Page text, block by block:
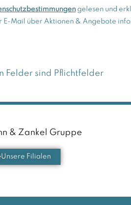
gelesen und
E-Mail über Aktionen & Angebote
Felder sind Pflichtfelder
& Zankel Gruppe
Unsere Filialen